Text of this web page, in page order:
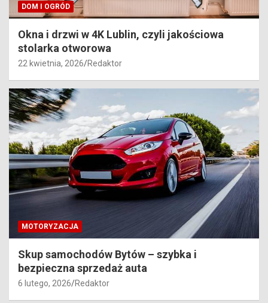
DOM I OGRÓD
Okna i drzwi w 4K Lublin, czyli jakościowa
stolarka otworowa
22 kwietnia, 2026 Redaktor
MOTORYZACJA
Skup samochodów Bytów – szybka i
bezpieczna sprzedaż auta
6 lutego, 2026 Redaktor